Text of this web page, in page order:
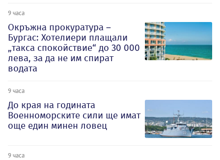
9 часа
Окръжна прокуратура –
Бургас: Хотелиери плащали
„такса спокойствие“ до 30 000
лева, за да не им спират
водата
9 часа
До края на годината
Военноморските сили ще имат
още един минен ловец
9 часа